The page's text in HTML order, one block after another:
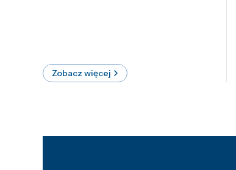
Zobacz więcej